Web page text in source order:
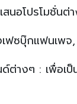
สนอโปรโมชั่
ฟซบุ๊กแฟนเพจ
ต่างๆ : เพื่อเ